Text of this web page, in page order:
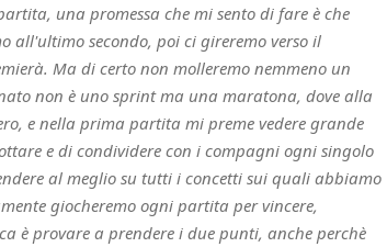
una promessa che mi sento di fare è che
all'ultimo secondo, poi ci gireremo verso il
Ma di certo non molleremo nemmeno un
non è uno sprint ma una maratona, dove alla
e nella prima partita mi preme vedere grande
e di condividere con i compagni ogni singolo
al meglio su tutti i concetti sui quali abbiamo
giocheremo ogni partita per vincere,
è provare a prendere i due punti, anche perchè